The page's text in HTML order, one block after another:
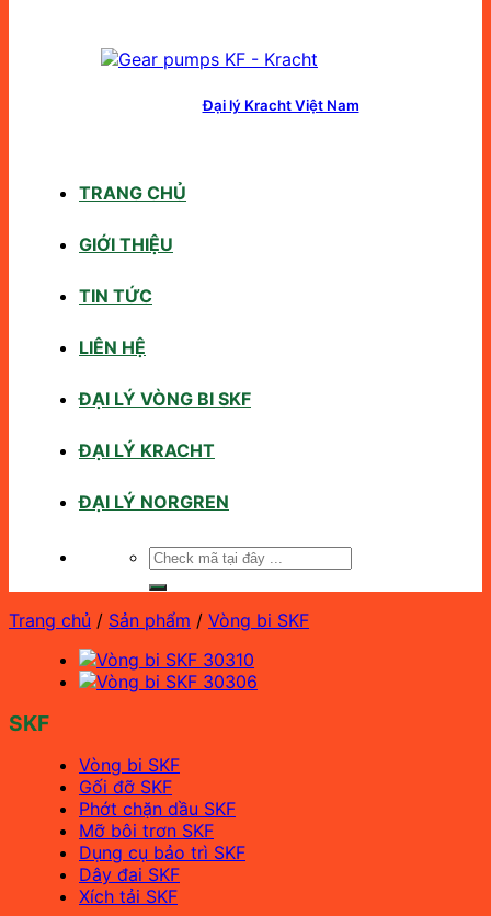
Đại lý Kracht Việt Nam
TRANG CHỦ
GIỚI THIỆU
TIN TỨC
LIÊN HỆ
ĐẠI LÝ VÒNG BI SKF
ĐẠI LÝ KRACHT
ĐẠI LÝ NORGREN
Tìm
Trang chủ / Sản phẩm / Vòng bi SKF
SKF
Vòng bi SKF
Gối đỡ SKF
Phớt chặn dầu SKF
Mỡ bôi trơn SKF
Dụng cụ bảo trì SKF
Dây đai SKF
Xích tải SKF